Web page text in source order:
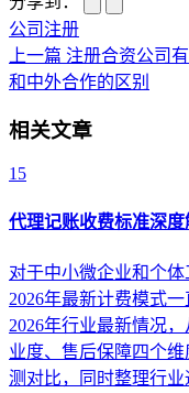
公司注册
上一篇 注册合资公司
和中外合作的区别
相关文章
15
代理记账收费标准深度
对于中小微企业和个
2026年最新计费模式
2026年行业最新情况
业度、售后保障四个
测对比，同时整理行